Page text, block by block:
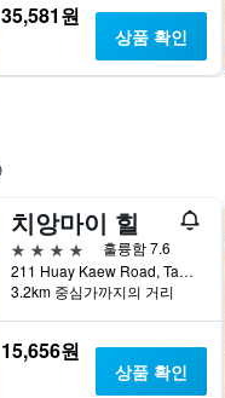
35,581원
상품 확인
치앙마이 힐
4성급
훌륭함 7.6
211 Huay Kaew Road, Tambon Sutep, 치앙마이, 태국
3.2km 중심가까지의 거리
15,656원
상품 확인